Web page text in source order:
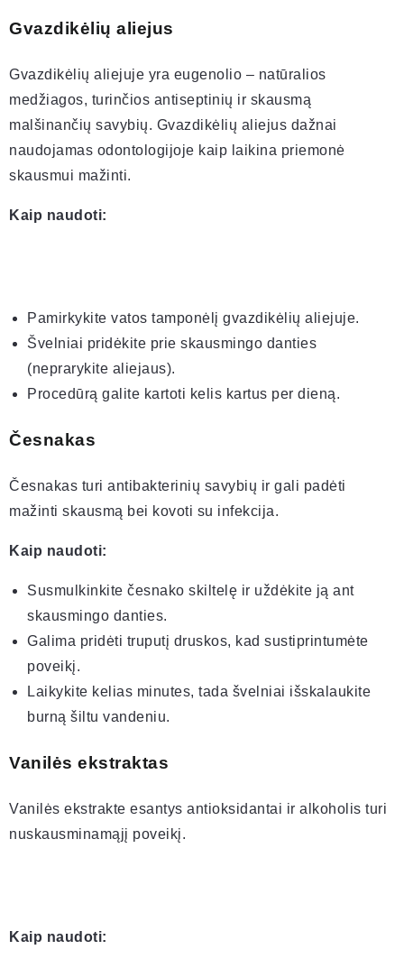
Gvazdikėlių aliejus
Gvazdikėlių aliejuje yra eugenolio – natūralios
medžiagos, turinčios antiseptinių ir skausmą
malšinančių savybių. Gvazdikėlių aliejus dažnai
naudojamas odontologijoje kaip laikina priemonė
skausmui mažinti.
Kaip naudoti:
Pamirkykite vatos tamponėlį gvazdikėlių aliejuje.
Švelniai pridėkite prie skausmingo danties
(neprarykite aliejaus).
Procedūrą galite kartoti kelis kartus per dieną.
Česnakas
Česnakas turi antibakterinių savybių ir gali padėti
mažinti skausmą bei kovoti su infekcija.
Kaip naudoti:
Susmulkinkite česnako skiltelę ir uždėkite ją ant
skausmingo danties.
Galima pridėti truputį druskos, kad sustiprintumėte
poveikį.
Laikykite kelias minutes, tada švelniai išskalaukite
burną šiltu vandeniu.
Vanilės ekstraktas
Vanilės ekstrakte esantys antioksidantai ir alkoholis turi
nuskausminamąjį poveikį.
Kaip naudoti: